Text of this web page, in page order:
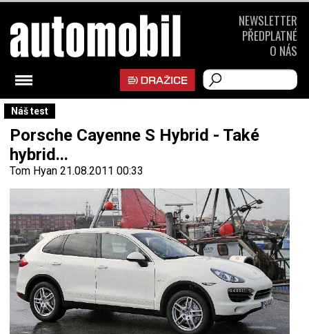
Náš test
Porsche Cayenne S Hybrid - Také
hybrid...
Tom Hyan 21.08.2011 00:33
NEWSLETTER
PŘEDPLATNÉ
O NÁS